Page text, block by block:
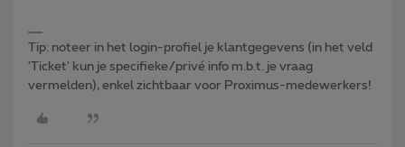
Tip: noteer in het login-profiel je klantgegevens (in het veld
'Ticket' kun je specifieke/privé info m.b.t. je vraag
vermelden), enkel zichtbaar voor Proximus-medewerkers!